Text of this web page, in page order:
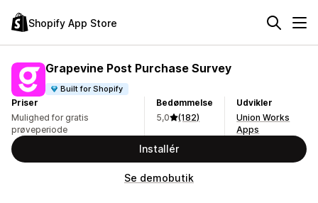
Shopify App Store
Grapevine Post Purchase Survey
Built for Shopify
Priser
Mulighed for gratis
prøveperiode
Bedømmelse
5,0
(182)
Udvikler
Union Works
Apps
Installér
Se demobutik